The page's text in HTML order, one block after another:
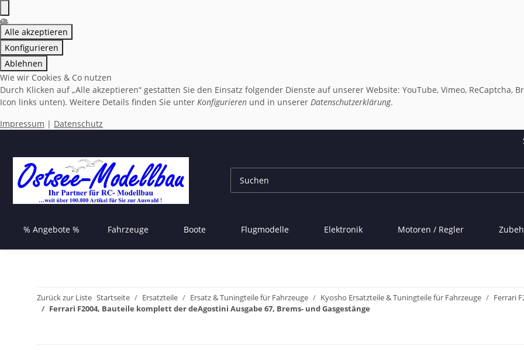
Alle akzeptieren
Konfigurieren
Ablehnen
Wie wir Cookies & Co nutzen
Durch Klicken auf „Alle akzeptieren“ gestatten Sie den Einsatz folgender Dienste auf unserer Website: YouTube, Vimeo,
Icon links unten). Weitere Details finden Sie unter Konfigurieren und in unserer Datenschutzerklärung.
Impressum | Datenschutz
% Angebote % Fahrzeuge Boote Flugmodelle Elektronik Motoren / Regler
Zurück zur Liste Startseite Ersatzteile Ersatz & Tuningteile für Fahrzeuge Kyosho Ersatzteile & Tuningteile für Fahrzeuge
Ferrari
Ferrari F2004, Bauteile komplett der deAgostini Ausgabe 67, Brems- und Gasgestänge